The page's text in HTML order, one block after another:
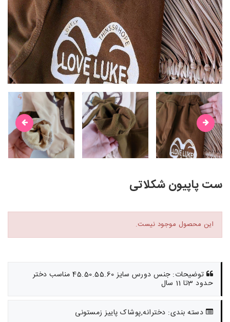
ست پاپیون شکلاتی
این محصول موجود نیست.
توضیحات: جنس دورس سایز 45.50.55.60 مناسب دختر
حدود 3تا 11 سال
دسته بندی: دخترانه,پوشاک پاییز زمستونی